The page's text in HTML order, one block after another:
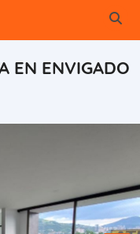
EN ENVIGADO